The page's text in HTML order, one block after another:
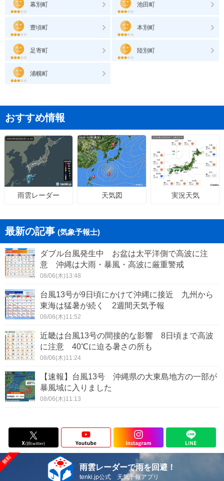
幕別町 池田町
豊頃町 本別町
足寄町 陸別町
浦幌町
おすすめ情報
雨雲レーダー 天気図 実況天気
最新の記事 (気象予報士)
ダブル台風発生中 お盆は太平洋側で高波に注
意 沖縄は大雨・暴風・高波に厳重警戒
08/06(木)13:48
台風13号が9日頃にかけて沖縄に接近 九州から
東海は猛暑が続く 2週間天気予報
08/06(木)11:52
近畿は台風13号の間接的な影響 8日頃まで高波
に注意 40℃に迫る暑さの所も
08/06(木)11:24
【速報】台風13号 沖縄県の大東島地方の一部が
暴風域に入りました
08/06(木)11:13
雨雲レーダーで雨を回避！
tenki.jp公式 天気予報アプリ